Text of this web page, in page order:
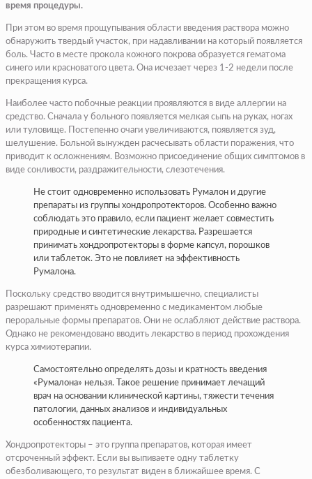
время процедуры.
При этом во время прощупывания области введения раствора можно
обнаружить твердый участок, при надавливании на который появляется
боль. Часто в месте прокола кожного покрова образуется гематома
синего или красноватого цвета. Она исчезает через 1-2 недели после
прекращения курса.
Наиболее часто побочные реакции проявляются в виде аллергии на
средство. Сначала у больного появляется мелкая сыпь на руках, ногах
или туловище. Постепенно очаги увеличиваются, появляется зуд,
шелушение. Больной вынужден расчесывать области поражения, что
приводит к осложнениям. Возможно присоединение общих симптомов в
виде сонливости, раздражительности, слезотечения.
Не стоит одновременно использовать Румалон и другие
препараты из группы хондропротекторов. Особенно важно
соблюдать это правило, если пациент желает совместить
природные и синтетические лекарства. Разрешается
принимать хондропротекторы в форме капсул, порошков
или таблеток. Это не повлияет на эффективность
Румалона.
Поскольку средство вводится внутримышечно, специалисты
разрешают применять одновременно с медикаментом любые
пероральные формы препаратов. Они не ослабляют действие раствора.
Однако не рекомендовано вводить лекарство в период прохождения
курса химиотерапии.
Самостоятельно определять дозы и кратность введения
«Румалона» нельзя. Такое решение принимает лечащий
врач на основании клинической картины, тяжести течения
патологии, данных анализов и индивидуальных
особенностях пациента.
Хондропротекторы – это группа препаратов, которая имеет
отсроченный эффект. Если вы выпиваете одну таблетку
обезболивающего, то результат виден в ближайшее время. С